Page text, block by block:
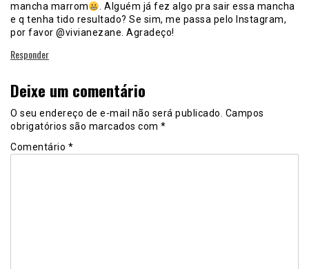
mancha marrom
. Alguém já fez algo pra sair essa mancha
e q tenha tido resultado? Se sim, me passa pelo Instagram,
por favor @vivianezane. Agradeço!
Responder
Deixe um comentário
O seu endereço de e-mail não será publicado. Campos
obrigatórios são marcados com *
Comentário *